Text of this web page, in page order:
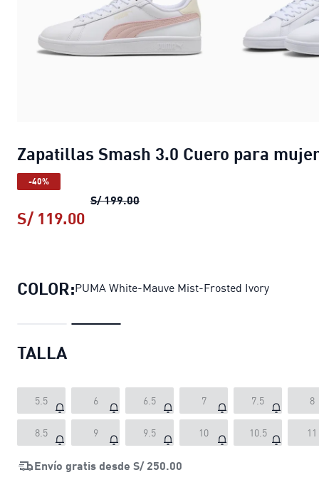
Zapatillas Smash 3.0 Cuero para
-40%
S/ 199.00Zapatillas Smash 3.0 Cuero para
S/ 119.00
COLOR:PUMA White-Mauve Mist-Frosted Ivory
TALLA
5.5 6 6.5 7 7.5 8
8.5 9 9.5 10 10.5 11
Envío gratis desde S/ 250.00